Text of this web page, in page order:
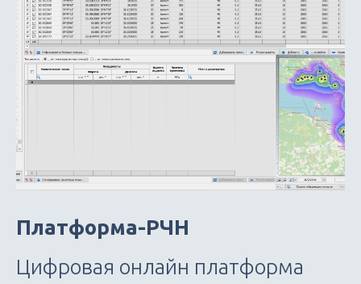
Платформа-РЧН
Цифровая онлайн платформа